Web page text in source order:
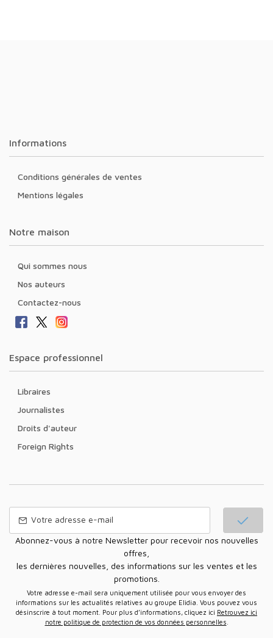
Informations
Conditions générales de ventes
Mentions légales
Notre maison
Qui sommes nous
Nos auteurs
Contactez-nous
Espace professionnel
Libraires
Journalistes
Droits d'auteur
Foreign Rights
Abonnez-vous à notre Newsletter pour recevoir nos nouvelles
offres,
les dernières nouvelles, des informations sur les ventes et les
promotions.
Votre adresse e-mail sera uniquement utilisée pour vous envoyer des
informations sur les actualités relatives au groupe Elidia. Vous pouvez vous
désinscrire à tout moment. Pour plus d’informations, cliquez ici Retrouvez ici
notre politique de protection de vos données personnelles